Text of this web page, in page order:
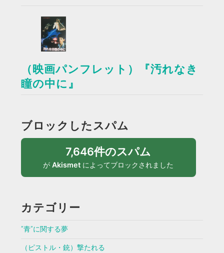
（映画パンフレット）『汚れなき
瞳の中に』
ブロックしたスパム
7,646件のスパム
がAkismet によってブロックされました
カテゴリー
”青”に関する夢
（ピストル・銃）撃たれる